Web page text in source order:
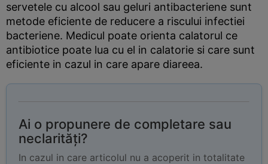
servetele cu alcool sau geluri antibacteriene sunt
metode eficiente de reducere a riscului infectiei
bacteriene. Medicul poate orienta calatorul ce
antibiotice poate lua cu el in calatorie si care sunt
eficiente in cazul in care apare diareea.
Ai o propunere de completare sau
neclarități?
In cazul in care articolul nu a acoperit in totalitate